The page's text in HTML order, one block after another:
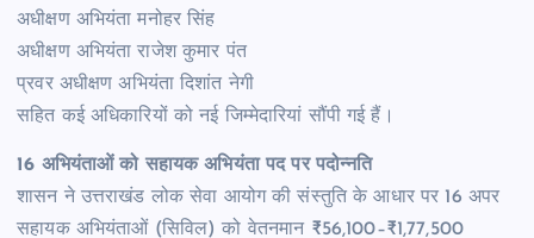
अधीक्षण अभियंता मनोहर सिंह
अधीक्षण अभियंता राजेश कुमार पंत
प्रवर अधीक्षण अभियंता दिशांत नेगी
सहित कई अधिकारियों को नई जिम्मेदारियां सौंपी गई हैं।
16 अभियंताओं को सहायक अभियंता पद पर पदोन्नति
शासन ने उत्तराखंड लोक सेवा आयोग की संस्तुति के आधार पर 16 अपर
सहायक अभियंताओं (सिविल) को वेतनमान ₹56,100–₹1,77,500